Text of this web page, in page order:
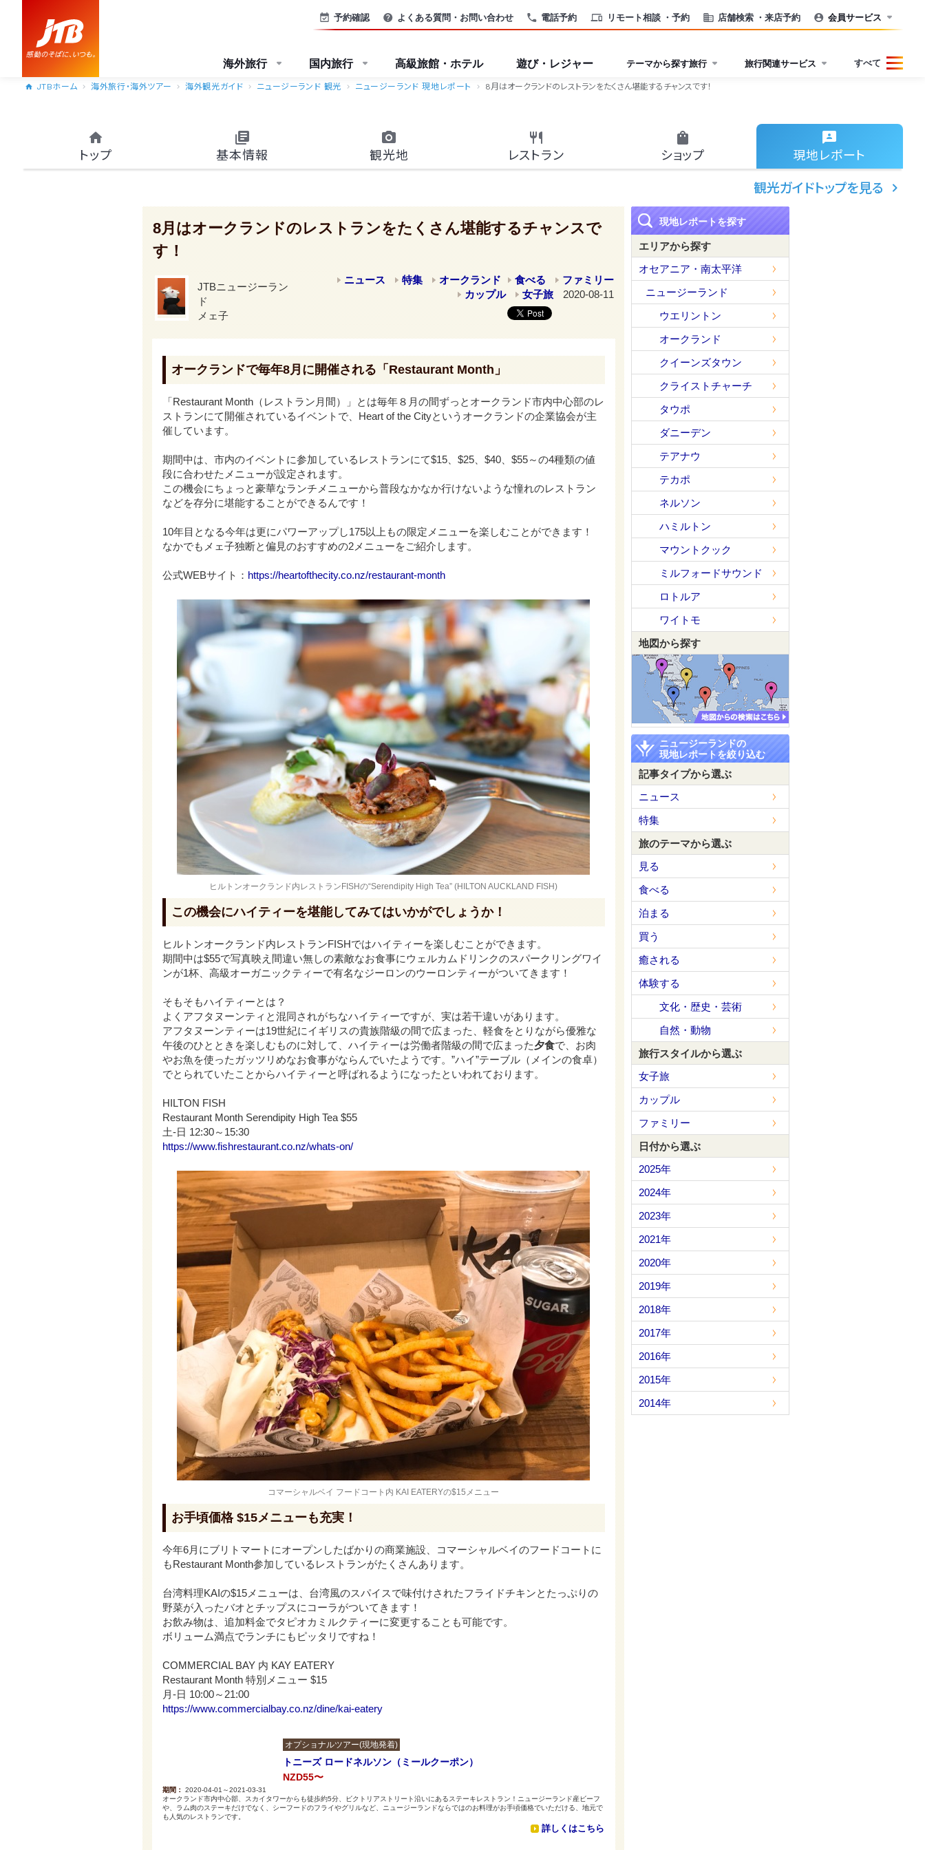
電話予約 リモート相談 ・予約 店舗検索 ・来店予約
予約確認 よくある質問・お問い合わせ 会員サービス
海外旅行 国内旅行 高級旅館・ホテル 遊び・レジャー テーマから探す旅行 旅行関連サービス すべて
JTBホーム 海外旅行・海外ツアー 海外観光ガイド ニュージーランド 観光 ニュージーランド 現地レポート 8月はオークランドのレストランをたくさん堪能するチャンスです！
トップ 基本情報 観光地 レストラン ショップ 現地 レポート
観光ガイドトップを見る
8月はオークランドのレストランをたくさん堪能するチャンスで
す！
JTBニュージーラン
ド
メェ子
ニュース 特集 オークランド 食べる
ファミリー
カップル
女子旅 2020-08-11
オークランドで毎年8月に開催される「Restaurant Month」
「Restaurant Month（レストラン月間）」とは毎年８月の間ずっとオークランド市内中心部のレ
ストランにて開催されているイベントで、Heart of the Cityというオークランドの企業協会が主
催しています。
期間中は、市内のイベントに参加しているレストランにて$15、$25、$40、$55～の4種類の値
段に合わせたメニューが設定されます。
この機会にちょっと豪華なランチメニューから普段なかなか行けないような憧れのレストラン
などを存分に堪能することができるんです！
10年目となる今年は更にパワーアップし175以上もの限定メニューを楽しむことができます！
なかでもメェ子独断と偏見のおすすめの2メニューをご紹介します。
公式WEBサイト： https://heartofthecity.co.nz/restaurant-month
ヒルトンオークランド内レストランFISHの“Serendipity High Tea” (HILTON AUCKLAND FISH)
この機会にハイティーを堪能してみてはいかがでしょうか！
ヒルトンオークランド内レストランFISHではハイティーを楽しむことができます。
期間中は$55で写真映え間違い無しの素敵なお食事にウェルカムドリンクのスパークリングワイ
ンが1杯、高級オーガニックティーで有名なジーロンのウーロンティーがついてきます！
そもそもハイティーとは？
よくアフタヌーンティと混同されがちなハイティーですが、実は若干違いがあります。
アフタヌーンティーは19世紀にイギリスの貴族階級の間で広まった、軽食をとりながら優雅な
午後のひとときを楽しむものに対して、ハイティーは労働者階級の間で広まった夕食で、お肉
やお魚を使ったガッツリめなお食事がならんでいたようです。”ハイ”テーブル（メインの食卓）
でとられていたことからハイティーと呼ばれるようになったといわれております。
HILTON FISH
Restaurant Month Serendipity High Tea $55
土-日 12:30～15:30
https://www.fishrestaurant.co.nz/whats-on/
コマーシャルベイ フードコート内 KAI EATERYの$15メニュー
お手頃価格 $15メニューも充実！
今年6月にブリトマートにオープンしたばかりの商業施設、コマーシャルベイのフードコートに
もRestaurant Month参加しているレストランがたくさんあります。
台湾料理KAIの$15メニューは、台湾風のスパイスで味付けされたフライドチキンとたっぷりの
野菜が入ったバオとチップスにコーラがついてきます！
お飲み物は、追加料金でタピオカミルクティーに変更することも可能です。
ボリューム満点でランチにもピッタリですね！
COMMERCIAL BAY 内 KAY EATERY
Restaurant Month 特別メニュー $15
月-日 10:00～21:00
https://www.commercialbay.co.nz/dine/kai-eatery
オプショナルツアー(現地発着)
トニーズ ロードネルソン（ミールクーポン）
NZD55〜
期間： 2020-04-01～2021-03-31
オークランド市内中心部、スカイタワーからも徒歩約5分、ビクトリアストリート沿いにあるステーキレストラン！ニュージーランド産ビーフ
や、ラム肉のステーキだけでなく、シーフードのフライやグリルなど、ニュージーランドならではのお料理がお手頃価格でいただける、地元で
も人気のレストランです。
詳しくはこちら
現地レポートを探す
エリアから探す
オセアニア・南太平洋
ニュージーランド
ウエリントン
オークランド
クイーンズタウン
クライストチャーチ
タウポ
ダニーデン
テアナウ
テカポ
ネルソン
ハミルトン
マウントクック
ミルフォードサウンド
ロトルア
ワイトモ
地図から探す
ニュージーランドの
現地レポートを絞り込む
記事タイプから選ぶ
ニュース
特集
旅のテーマから選ぶ
見る
食べる
泊まる
買う
癒される
体験する
文化・歴史・芸術
自然・動物
旅行スタイルから選ぶ
女子旅
カップル
ファミリー
日付から選ぶ
2025年
2024年
2023年
2021年
2020年
2019年
2018年
2017年
2016年
2015年
2014年